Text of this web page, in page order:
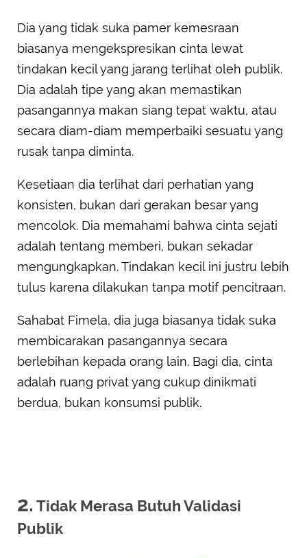
Dia yang tidak suka pamer kemesraan
biasanya mengekspresikan cinta lewat
tindakan kecil yang jarang terlihat oleh publik.
Dia adalah tipe yang akan memastikan
pasangannya makan siang tepat waktu, atau
secara diam-diam memperbaiki sesuatu yang
rusak tanpa diminta.
Kesetiaan dia terlihat dari perhatian yang
konsisten, bukan dari gerakan besar yang
mencolok. Dia memahami bahwa cinta sejati
adalah tentang memberi, bukan sekadar
mengungkapkan. Tindakan kecil ini justru lebih
tulus karena dilakukan tanpa motif pencitraan.
Sahabat Fimela, dia juga biasanya tidak suka
membicarakan pasangannya secara
berlebihan kepada orang lain. Bagi dia, cinta
adalah ruang privat yang cukup dinikmati
berdua, bukan konsumsi publik.
2. Tidak Merasa Butuh Validasi
Publik